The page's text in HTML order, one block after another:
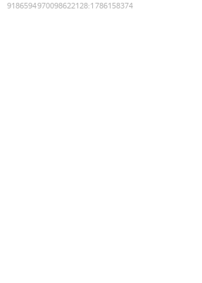
9186594970098622128:1786158374